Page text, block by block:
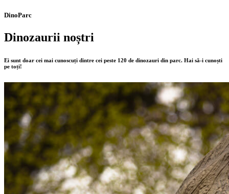
DinoParc
Dinozaurii noștri
Ei sunt doar cei mai cunoscuți dintre cei peste 120 de dinozauri din parc. Hai să-i cunoști
pe toți!